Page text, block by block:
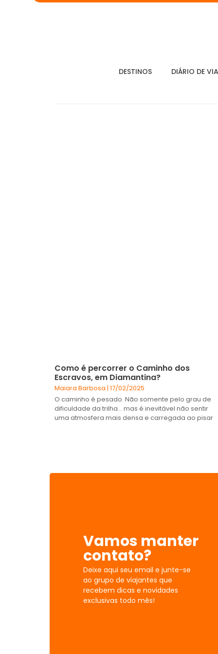
DESTINOS DIÁRIO DE
Como é percorrer o Caminho dos
Escravos, em Diamantina?
Maiara Barbosa 17/02/2025
O caminho é pesado. Não somente pelo grau de
dificuldade da trilha… mas é inevitável não sentir
uma atmosfera mais densa e carregada ao pisar
Vamos manter
contato?
Deixe aqui seu email e junte-se
ao grupo de viajantes que
recebem dicas e novidades
exclusivas todo mês!